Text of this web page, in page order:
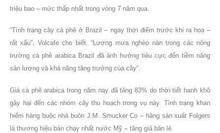
triệu bao – mức thấp nhất trong vòng 7 năm qua.
“Tình trạng cây cà phê ở Brazil – ngay thời điểm trước khi ra hoa –
rất xấu”, Volcafe cho biết. “Lượng mưa nghèo nàn trong các nông
trường cà phê arabica Brazil đã ảnh hưởng tiêu cực đến tiềm năng
sản lượng và khả năng tăng trưởng của cây”.
Giá cà phê arabica trong năm nay đã tăng 83% do thời tiết hanh khô
gây hại đến các nhóm cây thu hoạch trong vụ này. Tình trạng khan
hiếm hàng buộc nhà buôn J.M. Smucker Co – hãng sản xuất Folgers
là thương hiệu bán chạy nhất nước Mỹ – tăng giá bán lẻ.